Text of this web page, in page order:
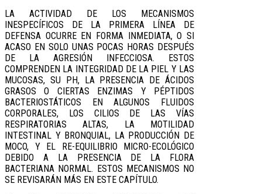
LA ACTIVIDAD DE LOS MECANISMOS
INESPECÍFICOS DE LA PRIMERA LÍNEA DE
DEFENSA OCURRE EN FORMA INMEDIATA, O SI
ACASO EN SOLO UNAS POCAS HORAS DESPUÉS
DE LA AGRESIÓN INFECCIOSA. ESTOS
COMPRENDEN LA INTEGRIDAD DE LA PIEL Y LAS
MUCOSAS, SU PH, LA PRESENCIA DE ÁCIDOS
GRASOS O CIERTAS ENZIMAS Y PÉPTIDOS
BACTERIOSTÁTICOS EN ALGUNOS FLUIDOS
CORPORALES, LOS CILIOS DE LAS VÍAS
RESPIRATORIAS ALTAS, LA MOTILIDAD
INTESTINAL Y BRONQUIAL, LA PRODUCCIÓN DE
MOCO, Y EL RE-EQUILIBRIO MICRO-ECOLÓGICO
DEBIDO A LA PRESENCIA DE LA FLORA
BACTERIANA NORMAL. ESTOS MECANISMOS NO
SE REVISARÁN MÁS EN ESTE CAPÍTULO.